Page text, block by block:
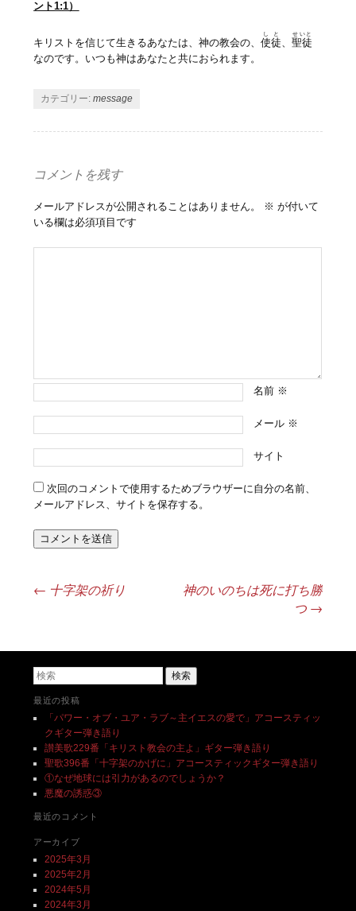
ント1:1）
キリストを信じて生きるあなたは、神の教会の、使徒
しと
、聖徒
せいと
なのです。いつも神はあなたと共におられます。
カテゴリー:message
コメントを残す
メールアドレスが公開されることはありません。 ※ が付いて
いる欄は必須項目です
名前 ※
メール ※
サイト
次回のコメントで使用するためブラウザーに自分の名前、
メールアドレス、サイトを保存する。
投稿ナビゲーション
← 十字架の祈り
神のいのちは死に打ち勝
つ →
検索
最近の投稿
「パワー・オブ・ユア・ラブ～主イエスの愛で」アコースティッ
クギター弾き語り
讃美歌229番「キリスト教会の主よ」ギター弾き語り
聖歌396番「十字架のかげに」アコースティックギター弾き語り
①なぜ地球には引力があるのでしょうか？
悪魔の誘惑③
最近のコメント
アーカイブ
2025年3月
2025年2月
2024年5月
2024年3月